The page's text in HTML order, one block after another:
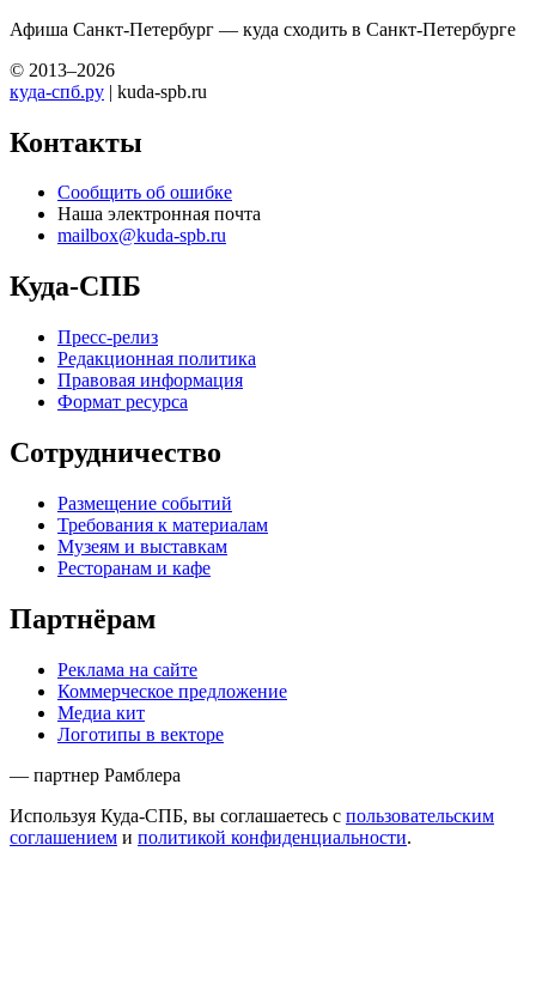
Афиша Санкт-Петербург — куда сходить в Санкт-Петербурге
© 2013–2026
куда-спб.ру | kuda-spb.ru
Контакты
Сообщить об ошибке
Наша электронная почта
mailbox@kuda-spb.ru
Куда-СПБ
Пресс-релиз
Редакционная политика
Правовая информация
Формат ресурса
Сотрудничество
Размещение событий
Требования к материалам
Музеям и выставкам
Ресторанам и кафе
Партнёрам
Реклама на сайте
Коммерческое предложение
Медиа кит
Логотипы в векторе
— партнер Рамблера
Используя Куда-СПБ, вы соглашаетесь с пользовательским
соглашением и политикой конфиденциальности.